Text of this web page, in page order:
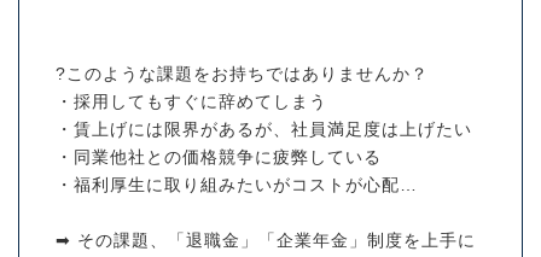
?このような課題をお持ちではありませんか？
・採用してもすぐに辞めてしまう
・賃上げには限界があるが、社員満足度は上げたい
・同業他社との価格競争に疲弊している
・福利厚生に取り組みたいがコストが心配…
➡ その課題、「退職金」「企業年金」制度を上手に